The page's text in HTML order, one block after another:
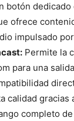
botón
ofrece
impulsado
Permite la
para una
calidad gracias
completo